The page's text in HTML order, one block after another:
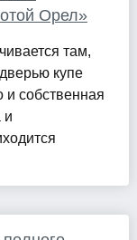
Орел»
там,
купе
и собственная
и